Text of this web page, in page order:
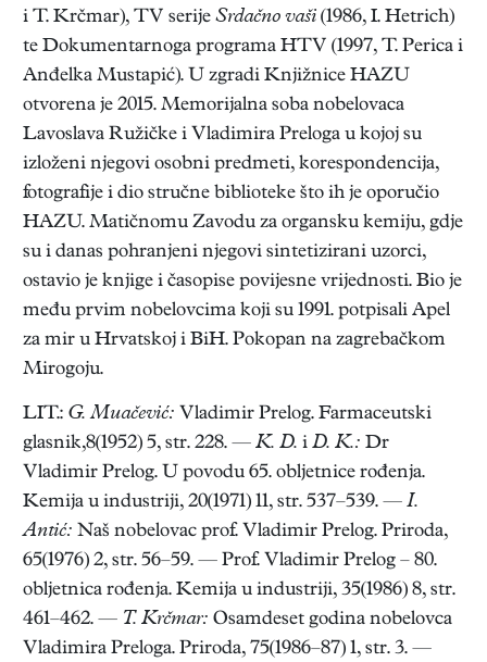
i T. Krčmar), TV serije Srdačno vaši (1986, I. Hetrich)
te Dokumentarnoga programa HTV (1997, T. Perica i
Anđelka Mustapić). U zgradi Knjižnice HAZU
otvorena je 2015. Memorijalna soba nobelovaca
Lavoslava Ružičke i Vladimira Preloga u kojoj su
izloženi njegovi osobni predmeti, korespondencija,
fotografije i dio stručne biblioteke što ih je oporučio
HAZU. Matičnomu Zavodu za organsku kemiju, gdje
su i danas pohranjeni njegovi sintetizirani uzorci,
ostavio je knjige i časopise povijesne vrijednosti. Bio je
među prvim nobelovcima koji su 1991. potpisali Apel
za mir u Hrvatskoj i BiH. Pokopan na zagrebačkom
Mirogoju.
LIT.: G. Muačević: Vladimir Prelog. Farmaceutski
glasnik,8(1952) 5, str. 228. — K. D. i D. K.: Dr
Vladimir Prelog. U povodu 65. obljetnice rođenja.
Kemija u industriji, 20(1971) 11, str. 537–539. — I.
Antić: Naš nobelovac prof. Vladimir Prelog. Priroda,
65(1976) 2, str. 56–59. — Prof. Vladimir Prelog – 80.
obljetnica rođenja. Kemija u industriji, 35(1986) 8, str.
461–462. — T. Krčmar: Osamdeset godina nobelovca
Vladimira Preloga. Priroda, 75(1986–87) 1, str. 3. —